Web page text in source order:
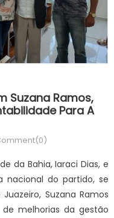
Suzana Ramos,
Para A
da Bahia, Iaraci Dias, e
nacional do partido, se
Suzana Ramos
de melhorias da gestão